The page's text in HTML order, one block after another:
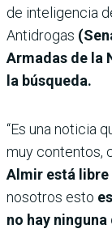
de inteligencia
Antidrogas
Armadas de la
la búsqueda.
“Es una noticia
muy contentos,
Almir está libre
nosotros esto
no hay